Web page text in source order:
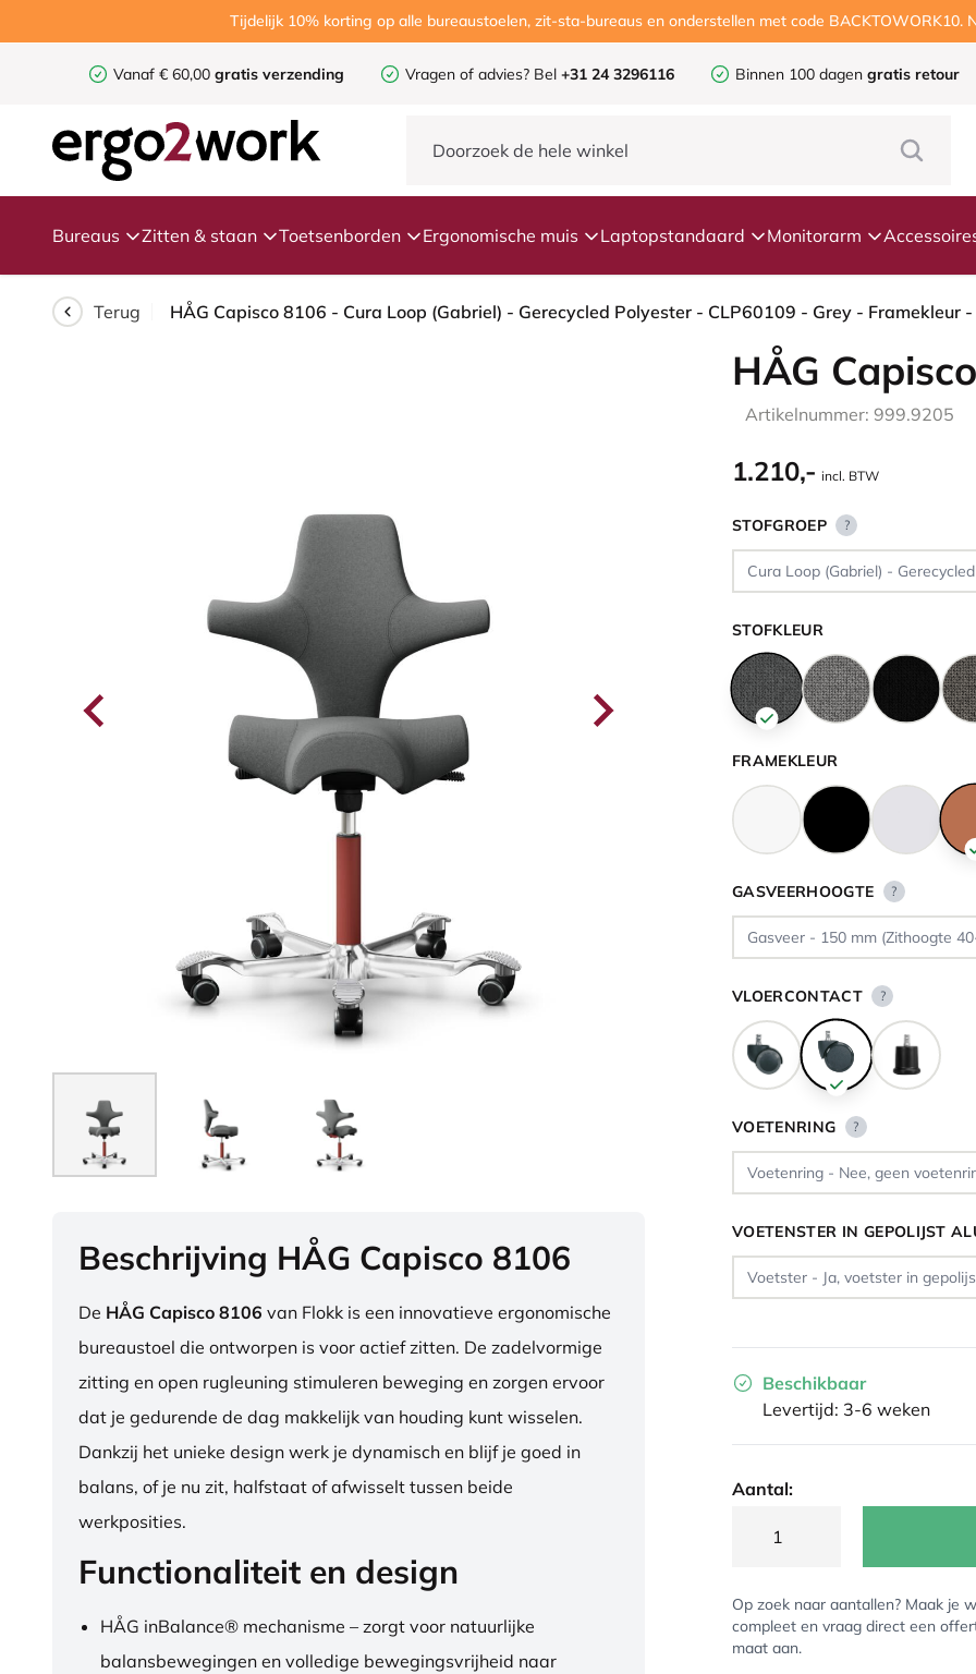
Tijdelijk 10% korting op alle bureaustoelen, zit-sta-bureaus en onderstellen met code BACKTOWORK10.
Vanaf € 60,00 gratis verzending Vragen of advies? Bel +31 24 3296116 Binnen 100 dagen gratis retour
Bureaus Zitten & staan Toetsenborden Ergonomische muis Laptopstandaard Monitorarm
Terug
Beschrijving HÅG Capisco 8106
De HÅG Capisco 8106 van Flokk is een innovatieve ergonomische
bureaustoel die ontworpen is voor actief zitten. De zadelvormige
zitting en open rugleuning stimuleren beweging en zorgen ervoor
dat je gedurende de dag makkelijk van houding kunt wisselen.
Dankzij het unieke design werk je dynamisch en blijf je goed in
balans, of je nu zit, halfstaat of afwisselt tussen beide
werkposities.
Functionaliteit en design
HÅG inBalance® mechanisme – zorgt voor natuurlijke
balansbewegingen en volledige bewegingsvrijheid naar
HÅG
Artikelnummer: 999.9205
1.210,- incl. BTW
STOFGROEP ?
STOFKLEUR
FRAMEKLEUR
GASVEERHOOGTE ?
VLOERCONTACT ?
VOETENRING ?
VOETENSTER IN GEPOLIJST
Beschikbaar
Levertijd: 3-6 weken
Aantal:
Op zoek naar aantallen? Maak je
compleet en vraag direct een
maat aan.